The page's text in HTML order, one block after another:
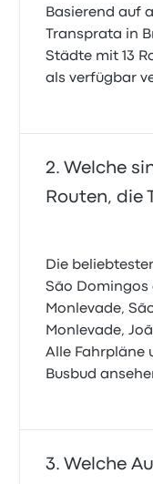
Basierend auf
Transprata in
Städte mit 13
als verfügbar
Welche
Routen, die
Die
São Domingos
Monlevade,
Monlevade,
Alle Fahrpläne
Busbud
Welche